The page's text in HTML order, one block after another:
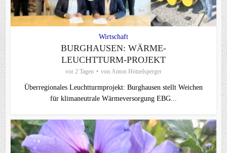
Wirtschaft
BURGHAUSEN: WÄRME-
LEUCHTTURM-PROJEKT
vor 2 Tagen von Anton Hötzelsperger
Überregionales Leuchtturmprojekt: Burghausen stellt Weichen
für klimaneutrale Wärmeversorgung EBG...